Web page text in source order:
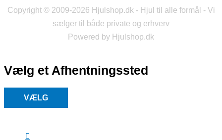
Copyright © 2009-2026 Hjulshop.dk - Hjul til alle formål - Vi
sælger til både private og erhverv
Powered by Hjulshop.dk
Vælg et Afhentningssted
VÆLG